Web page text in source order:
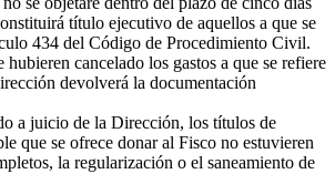
título ejecutivo de aquellos a que se
434 del Código de Procedimiento Civil.
cancelado los gastos a que se refiere
devolverá la documentación
a juicio de la Dirección, los títulos de
que se ofrece donar al Fisco no estuvieren
la regularización o el saneamiento de